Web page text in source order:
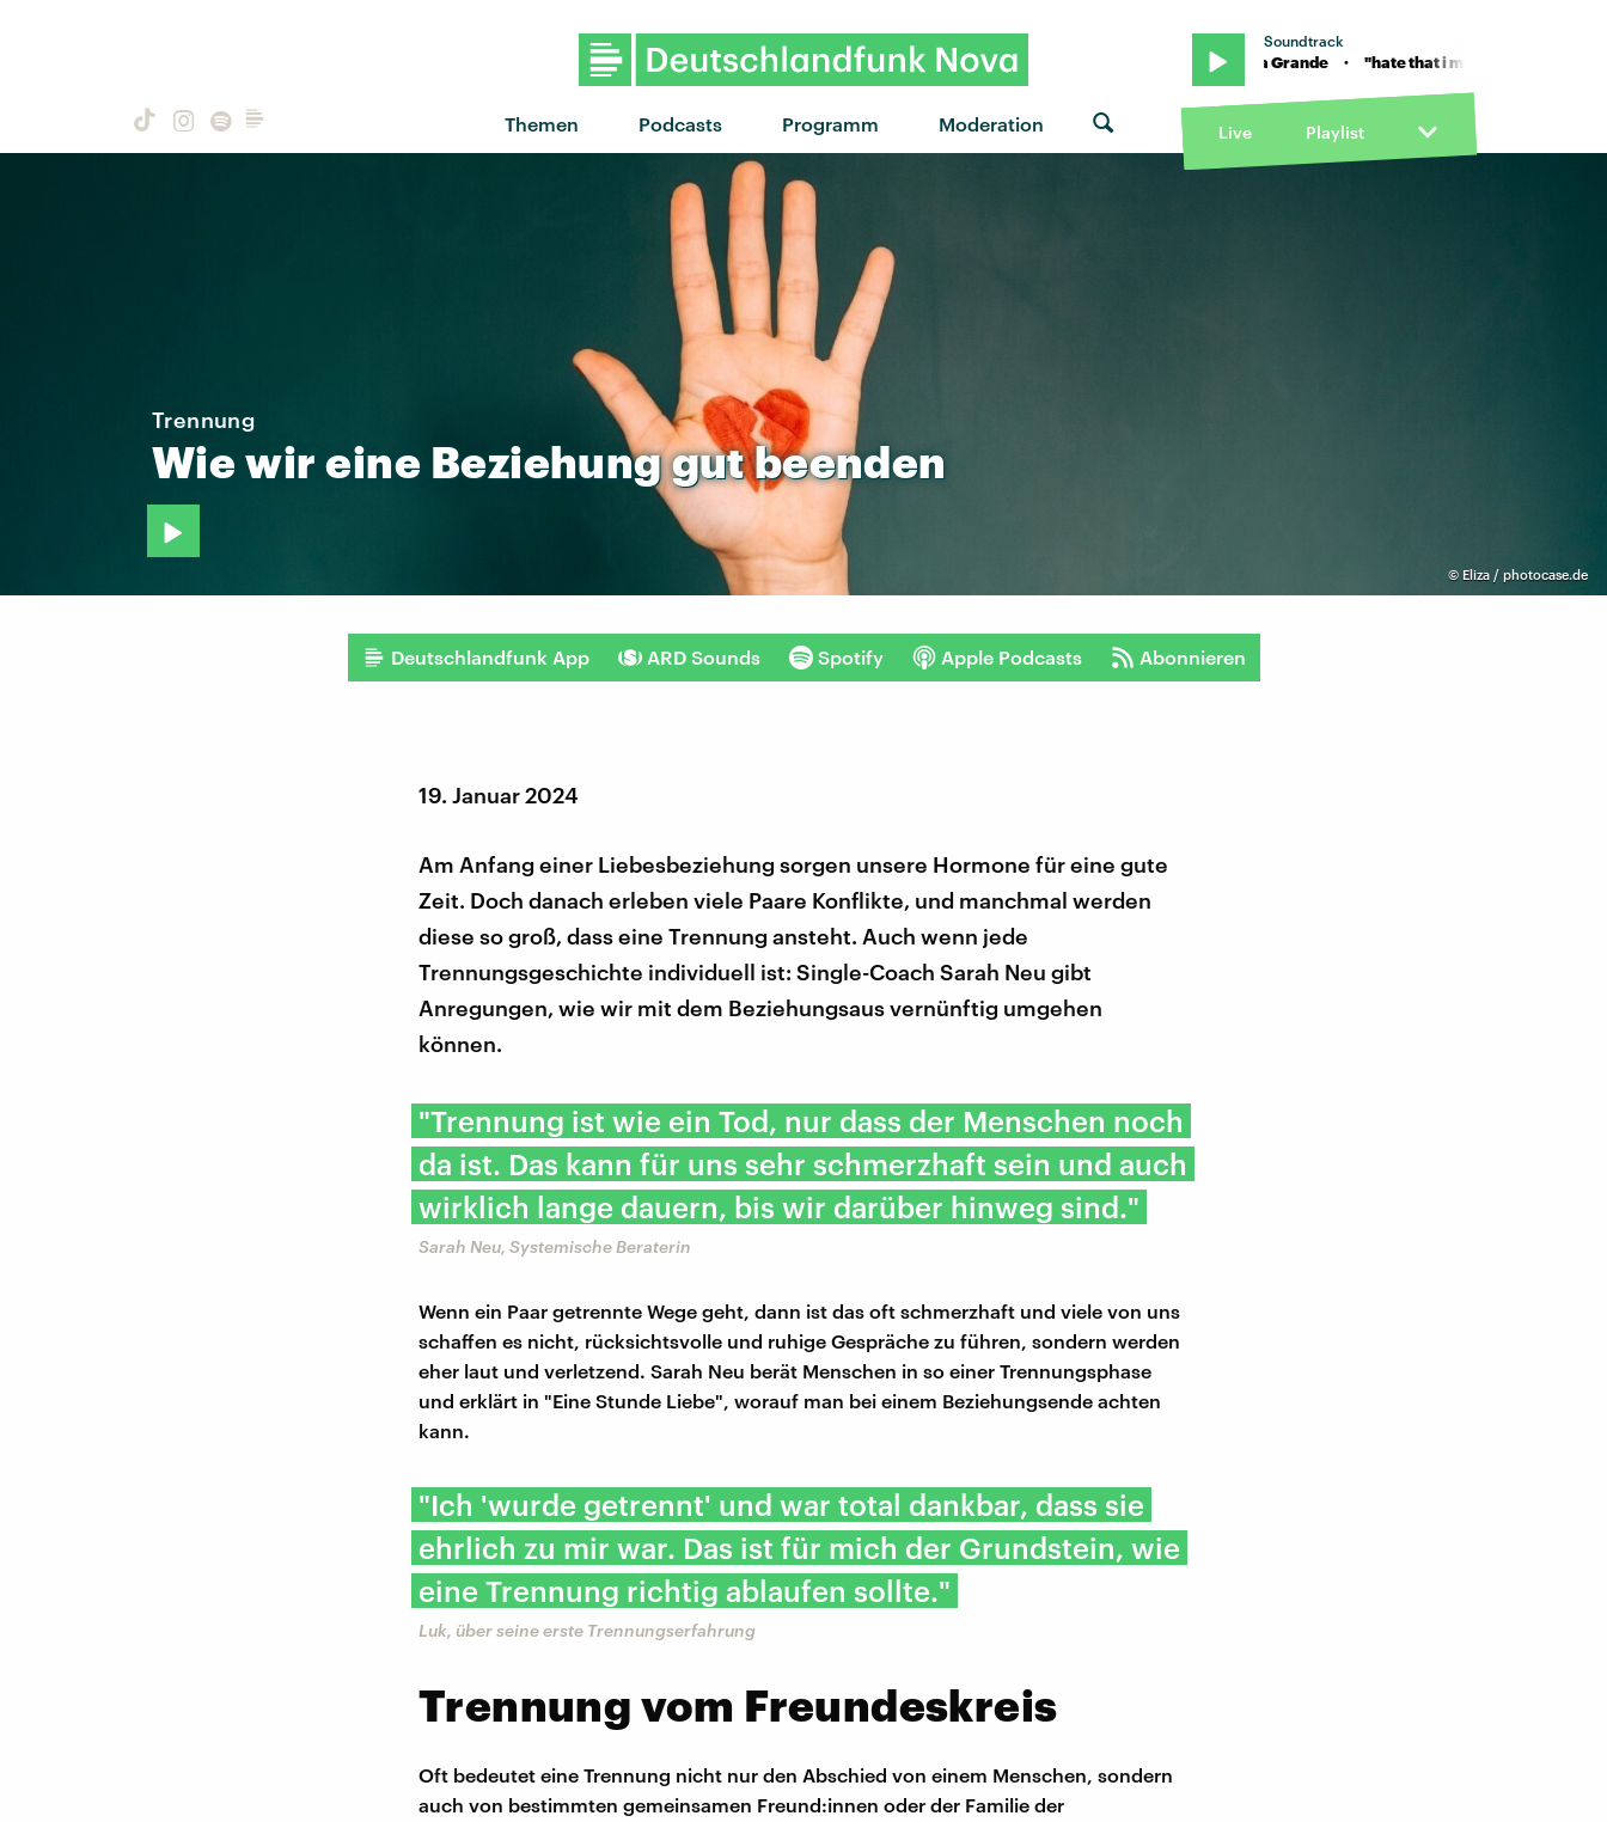
Themen Podcasts Programm Moderation
Soundtrack
"hate that i made you love me" von Ariana Grande · "hate that i made you love me" von Ariana
Live Playlist
© Eliza / photocase.de
Trennung
Wie wir eine Beziehunggutbeenden
Deutschlandfunk App ARD Sounds Spotify Apple Podcasts Abonnieren
19. Januar 2024
Am Anfang einer Liebesbeziehung sorgen unsere Hormone für eine gute
Zeit. Doch danach erleben viele Paare Konflikte, und manchmal werden
diese so groß, dass eine Trennung ansteht. Auch wenn jede
Trennungsgeschichte individuell ist: Single-Coach Sarah Neu gibt
Anregungen, wie wir mit dem Beziehungsaus vernünftig umgehen
können.
"Trennung ist wie ein Tod, nur dass der Menschen noch
da ist. Das kann für uns sehr schmerzhaft sein und auch
wirklich lange dauern, bis wir darüber hinweg sind."
Sarah Neu, Systemische Beraterin
Wenn ein Paar getrennte Wege geht, dann ist das oft schmerzhaft und viele von uns
schaffen es nicht, rücksichtsvolle und ruhige Gespräche zu führen, sondern werden
eher laut und verletzend. Sarah Neu berät Menschen in so einer Trennungsphase
und erklärt in "Eine Stunde Liebe", worauf man bei einem Beziehungsende achten
kann.
"Ich 'wurde getrennt' und war total dankbar, dass sie
ehrlich zu mir war. Das ist für mich der Grundstein, wie
eine Trennung richtig ablaufen sollte."
Luk, über seine erste Trennungserfahrung
Trennung vom Freundeskreis
Oft bedeutet eine Trennung nicht nur den Abschied von einem Menschen, sondern
auch von bestimmten gemeinsamen Freund:innen oder der Familie der